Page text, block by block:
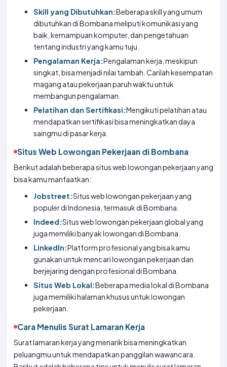
Skill yang Dibutuhkan:Beberapa skill yang umum
dibutuhkan di Bombana meliputi komunikasi yang
baik, kemampuan komputer, dan pengetahuan
tentang industri yang kamu tuju.
Pengalaman Kerja:Pengalaman kerja, meskipun
singkat, bisa menjadi nilai tambah. Carilah kesempatan
magang atau pekerjaan paruh waktu untuk
membangun pengalaman.
Pelatihan dan Sertifikasi:Mengikuti pelatihan atau
mendapatkan sertifikasi bisa meningkatkan daya
saingmu di pasar kerja.
Situs Web Lowongan Pekerjaan di Bombana
Berikut adalah beberapa situs web lowongan pekerjaan yang
bisa kamu manfaatkan:
Jobstreet:Situs web lowongan pekerjaan yang
populer di Indonesia, termasuk di Bombana.
Indeed:Situs web lowongan pekerjaan global yang
juga memiliki banyak lowongan di Bombana.
LinkedIn:Platform profesional yang bisa kamu
gunakan untuk mencari lowongan pekerjaan dan
berjejaring dengan profesional di Bombana.
Situs Web Lokal:Beberapa media lokal di Bombana
juga memiliki halaman khusus untuk lowongan
pekerjaan.
Cara Menulis Surat Lamaran Kerja
Surat lamaran kerja yang menarik bisa meningkatkan
peluangmu untuk mendapatkan panggilan wawancara.